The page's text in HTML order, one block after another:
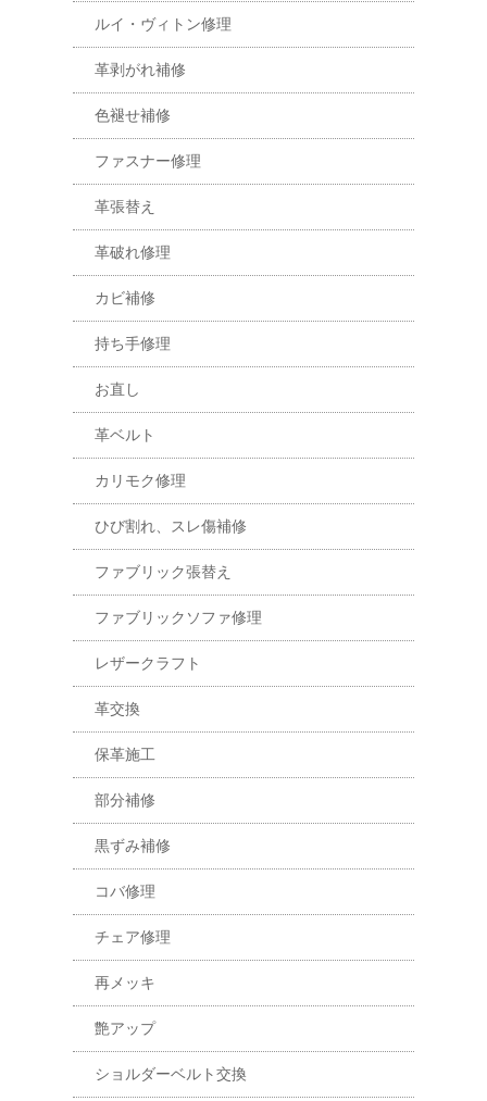
ルイ・ヴィトン修理
革剥がれ補修
色褪せ補修
ファスナー修理
革張替え
革破れ修理
カビ補修
持ち手修理
お直し
革ベルト
カリモク修理
ひび割れ、スレ傷補修
ファブリック張替え
ファブリックソファ修理
レザークラフト
革交換
保革施工
部分補修
黒ずみ補修
コバ修理
チェア修理
再メッキ
艶アップ
ショルダーベルト交換